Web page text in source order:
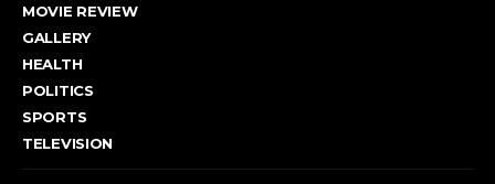
MOVIE REVIEW
GALLERY
HEALTH
POLITICS
SPORTS
TELEVISION